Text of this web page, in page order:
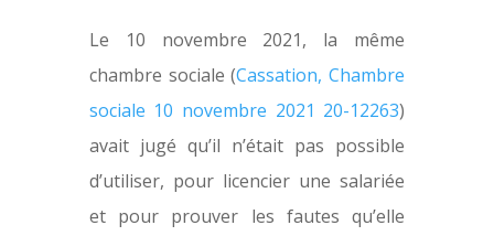
Le 10 novembre 2021, la même
chambre sociale (Cassation, Chambre
sociale 10 novembre 2021 20-12263)
avait jugé qu’il n’était pas possible
d’utiliser, pour licencier une salariée
et pour prouver les fautes qu’elle